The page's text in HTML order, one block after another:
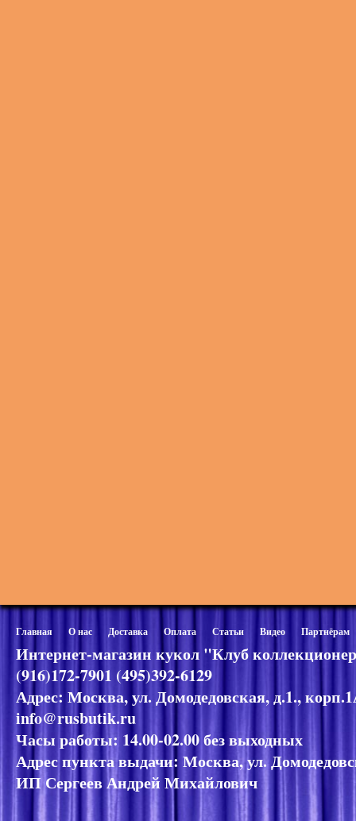
Главная О нас Доставка Оплата Статьи Видео Партнёрам
Интернет-магазин кукол "Клуб
(916)172-7901 (495)392-6129
Адрес: Москва, ул. Домодедовская, д.1.,
info@rusbutik.ru
Часы работы: 14.00-02.00 без выходных
Адрес пункта выдачи: Москва, ул.
ИП Сергеев Андрей Михайлович